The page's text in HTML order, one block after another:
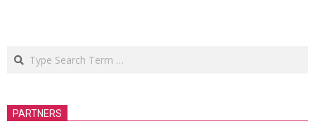
Search
PARTNERS